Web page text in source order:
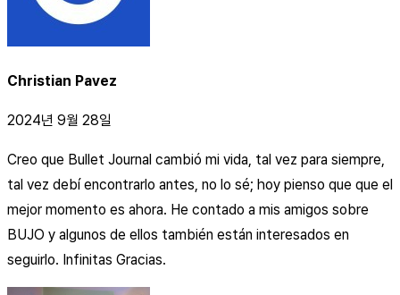
Christian Pavez
2024년 9월 28일
Creo que Bullet Journal cambió mi vida, tal vez para siempre,
tal vez debí encontrarlo antes, no lo sé; hoy pienso que que el
mejor momento es ahora. He contado a mis amigos sobre
BUJO y algunos de ellos también están interesados en
seguirlo. Infinitas Gracias.